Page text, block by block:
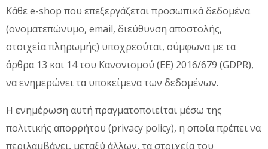
Κάθε e-shop που επεξεργάζεται προσωπικά δεδομένα
(ονοματεπώνυμο, email, διεύθυνση αποστολής,
στοιχεία πληρωμής) υποχρεούται, σύμφωνα με τα
άρθρα 13 και 14 του Κανονισμού (ΕΕ) 2016/679 (GDPR),
να ενημερώνει τα υποκείμενα των δεδομένων.
Η ενημέρωση αυτή πραγματοποιείται μέσω της
πολιτικής απορρήτου (privacy policy), η οποία πρέπει να
περιλαμβάνει, μεταξύ άλλων, τα στοιχεία του